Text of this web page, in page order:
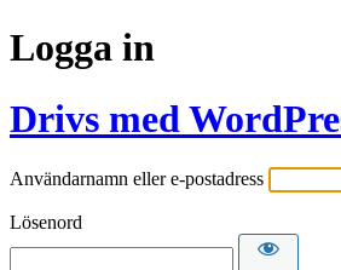
Logga in
Drivs med
Användarnamn eller e-postadress
Lösenord